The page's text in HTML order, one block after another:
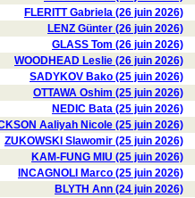
FLERITT Gabriela (26 juin 2026)
LENZ Günter (26 juin 2026)
GLASS Tom (26 juin 2026)
WOODHEAD Leslie (26 juin 2026)
SADYKOV Bako (25 juin 2026)
OTTAWA Oshim (25 juin 2026)
NEDIC Bata (25 juin 2026)
Aaliyah Nicole (25 juin 2026)
ZUKOWSKI Slawomir (25 juin 2026)
KAM-FUNG MIU (25 juin 2026)
INCAGNOLI Marco (25 juin 2026)
BLYTH Ann (24 juin 2026)